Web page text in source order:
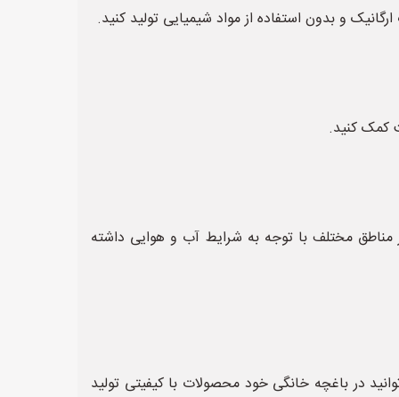
و بدون استفاده از مواد شیمیایی تولید کنید.
کمک کنید.
مختلف با توجه به شرایط آب و هوایی داشته
در باغچه خانگی خود محصولات با کیفیتی تولید